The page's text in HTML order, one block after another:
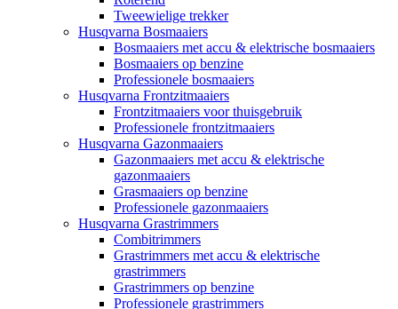
Tweewielige trekker
Husqvarna Bosmaaiers
Bosmaaiers met accu & elektrische bosmaaiers
Bosmaaiers op benzine
Professionele bosmaaiers
Husqvarna Frontzitmaaiers
Frontzitmaaiers voor thuisgebruik
Professionele frontzitmaaiers
Husqvarna Gazonmaaiers
Gazonmaaiers met accu & elektrische
gazonmaaiers
Grasmaaiers op benzine
Professionele gazonmaaiers
Husqvarna Grastrimmers
Combitrimmers
Grastrimmers met accu & elektrische
grastrimmers
Grastrimmers op benzine
Professionele grastrimmers